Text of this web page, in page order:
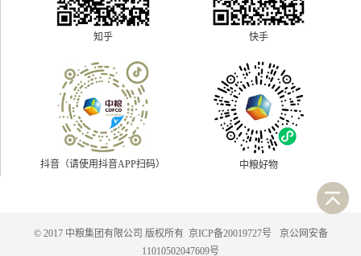
知乎 快手
抖音（请使用抖音APP扫码） 中粮好物
© 2017 中粮集团有限公司 版权所有 京ICP备20019727号
京公网安备
11010502047609号